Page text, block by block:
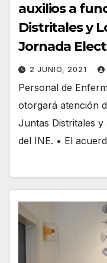
auxilios a
Distritales y
Jornada
2 JUNIO, 2021
Personal de
otorgará atención
Juntas Distritales y
del INE. • El